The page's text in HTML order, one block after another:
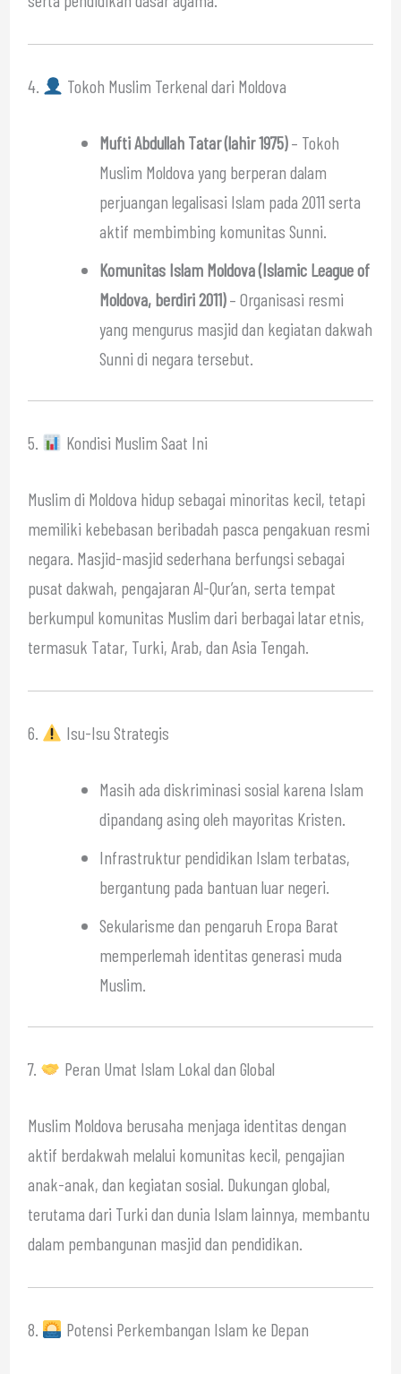
4. Tokoh Muslim Terkenal dari Moldova
Mufti Abdullah Tatar (lahir 1975)– Tokoh
Muslim Moldova yang berperan dalam
perjuangan legalisasi Islam pada 2011 serta
aktif membimbing komunitas Sunni.
Komunitas Islam Moldova (Islamic League of
Moldova, berdiri 2011)– Organisasi resmi
yang mengurus masjid dan kegiatan dakwah
Sunni di negara tersebut.
5. Kondisi Muslim Saat Ini
Muslim di Moldova hidup sebagai minoritas kecil, tetapi
memiliki kebebasan beribadah pasca pengakuan resmi
negara. Masjid-masjid sederhana berfungsi sebagai
pusat dakwah, pengajaran Al-Qur’an, serta tempat
berkumpul komunitas Muslim dari berbagai latar etnis,
termasuk Tatar, Turki, Arab, dan Asia Tengah.
6. Isu-Isu Strategis
Masih ada diskriminasi sosial karena Islam
dipandang asing oleh mayoritas Kristen.
Infrastruktur pendidikan Islam terbatas,
bergantung pada bantuan luar negeri.
Sekularisme dan pengaruh Eropa Barat
memperlemah identitas generasi muda
Muslim.
7. Peran Umat Islam Lokal dan Global
Muslim Moldova berusaha menjaga identitas dengan
aktif berdakwah melalui komunitas kecil, pengajian
anak-anak, dan kegiatan sosial. Dukungan global,
terutama dari Turki dan dunia Islam lainnya, membantu
dalam pembangunan masjid dan pendidikan.
8. Potensi Perkembangan Islam ke Depan